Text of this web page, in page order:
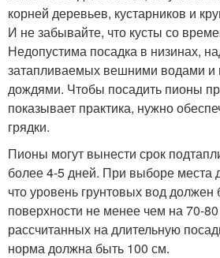
корней деревьев, кустарников и
И не забывайте, что кусты со
Недопустима посадка в низинах,
затапливаемых вешними водами
дождями. Чтобы посадить пионы
показывает практика, нужно
грядки.
Пионы могут вынести срок
более 4-5 дней. При выборе места
что уровень грунтовых вод
поверхности не менее чем на 70-
рассчитанных на длительную
норма должна быть 100 см.